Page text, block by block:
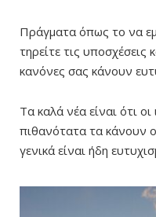
Πράγματα όπως το να
τηρείτε τις υποσχέσεις
κανόνες σας κάνουν
Τα καλά νέα είναι ότι
πιθανότατα τα κάνουν
γενικά είναι ήδη